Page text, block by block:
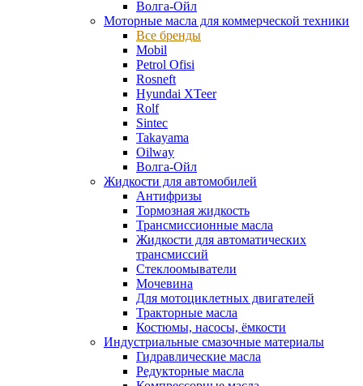
Волга-Ойл
Моторные масла для коммерческой техники
Все бренды
Mobil
Petrol Ofisi
Rosneft
Hyundai XTeer
Rolf
Sintec
Takayama
Oilway
Волга-Ойл
Жидкости для автомобилей
Антифризы
Тормозная жидкость
Трансмиссионные масла
Жидкости для автоматических
трансмиссий
Стеклоомыватели
Мочевина
Для мотоциклетных двигателей
Тракторные масла
Костюмы, насосы, ёмкости
Индустриальные смазочные материалы
Гидравлические масла
Редукторные масла